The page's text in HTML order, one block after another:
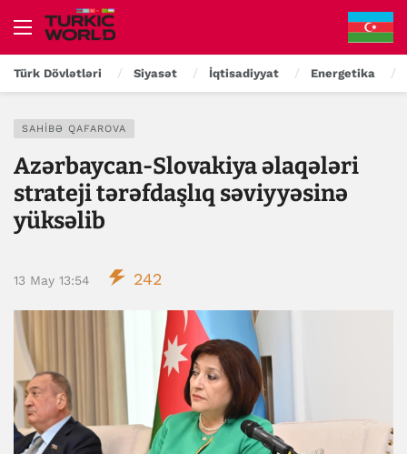
Türk Dövlətləri Siyasət İqtisadiyyat Energetika
SAHIBƏ QAFAROVA
Azərbaycan-Slovakiya əlaqələri
strateji tərəfdaşlıq səviyyəsinə
yüksəlib
13 May 13:54 242